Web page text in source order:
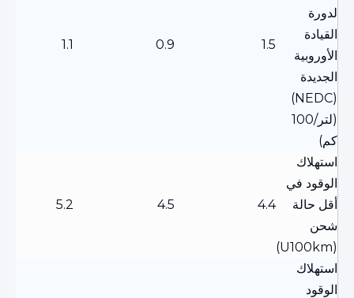
لدورة
القيادة
الأوروبية
الجديدة
(NEDC)
(لتر/100
كم)
1.5
0.9
1.1
استهلاك
الوقود في
أقل حالة
شحن
(U100km)
4.4
4.5
5.2
استهلاك
الوقود